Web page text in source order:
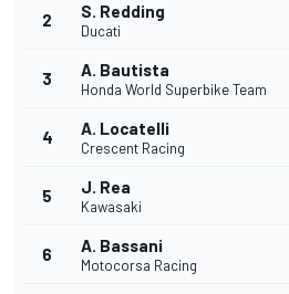
2 S. Redding
Ducati
3 A. Bautista
Honda World Superbike Team
4 A. Locatelli
Crescent Racing
5 J. Rea
Kawasaki
6 A. Bassani
Motocorsa Racing